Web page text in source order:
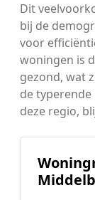
Dit
bij de
voor
woningen is
gezond, wat
de
deze regio,